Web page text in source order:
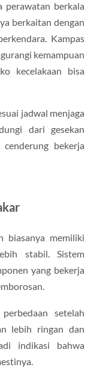
perawatan berkala
berkaitan dengan
Kampas
kemampuan
kecelakaan bisa
jadwal menjaga
dari gesekan
bekerja
biasanya memiliki
stabil. Sistem
yang bekerja
setelah
lebih ringan dan
indikasi bahwa